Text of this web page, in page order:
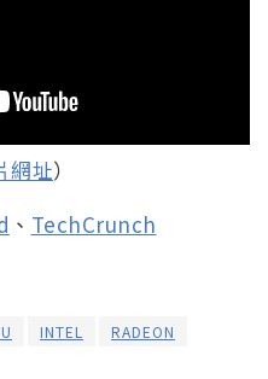
網址）
、 TechCrunch
INTEL RADEON